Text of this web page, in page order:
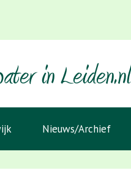
Nieuws/Archief